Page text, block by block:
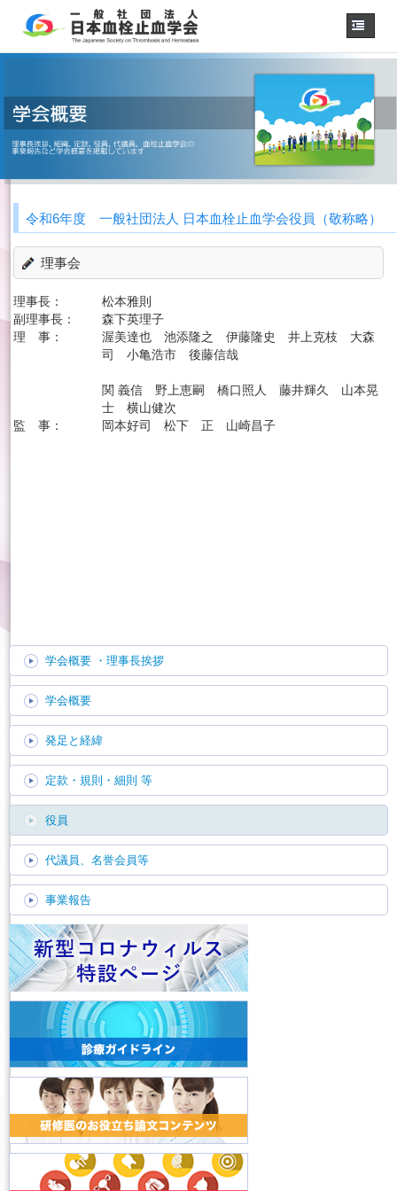
学会概要・理事長挨拶
各種委員会
用語集
認定医制度
認定技師制度
学術集会
会員専用
事務手続き （入退会・変更）
令和6年度 一般社団法人 日本血栓止血学会役員（敬称略）
理事会
理事長：
松本雅則
副理事長：
森下英理子
理 事：
渥美達也 池添隆之 伊藤隆史 井上克枝 大森
司 小亀浩市 後藤信哉
関 義信 野上恵嗣 橋口照人 藤井輝久 山本晃
士 横山健次
監 事：
岡本好司 松下 正 山崎昌子
学会概要 ・理事長挨拶
学会概要
発足と経緯
定款・規則・細則 等
役員
代議員、名誉会員等
事業報告